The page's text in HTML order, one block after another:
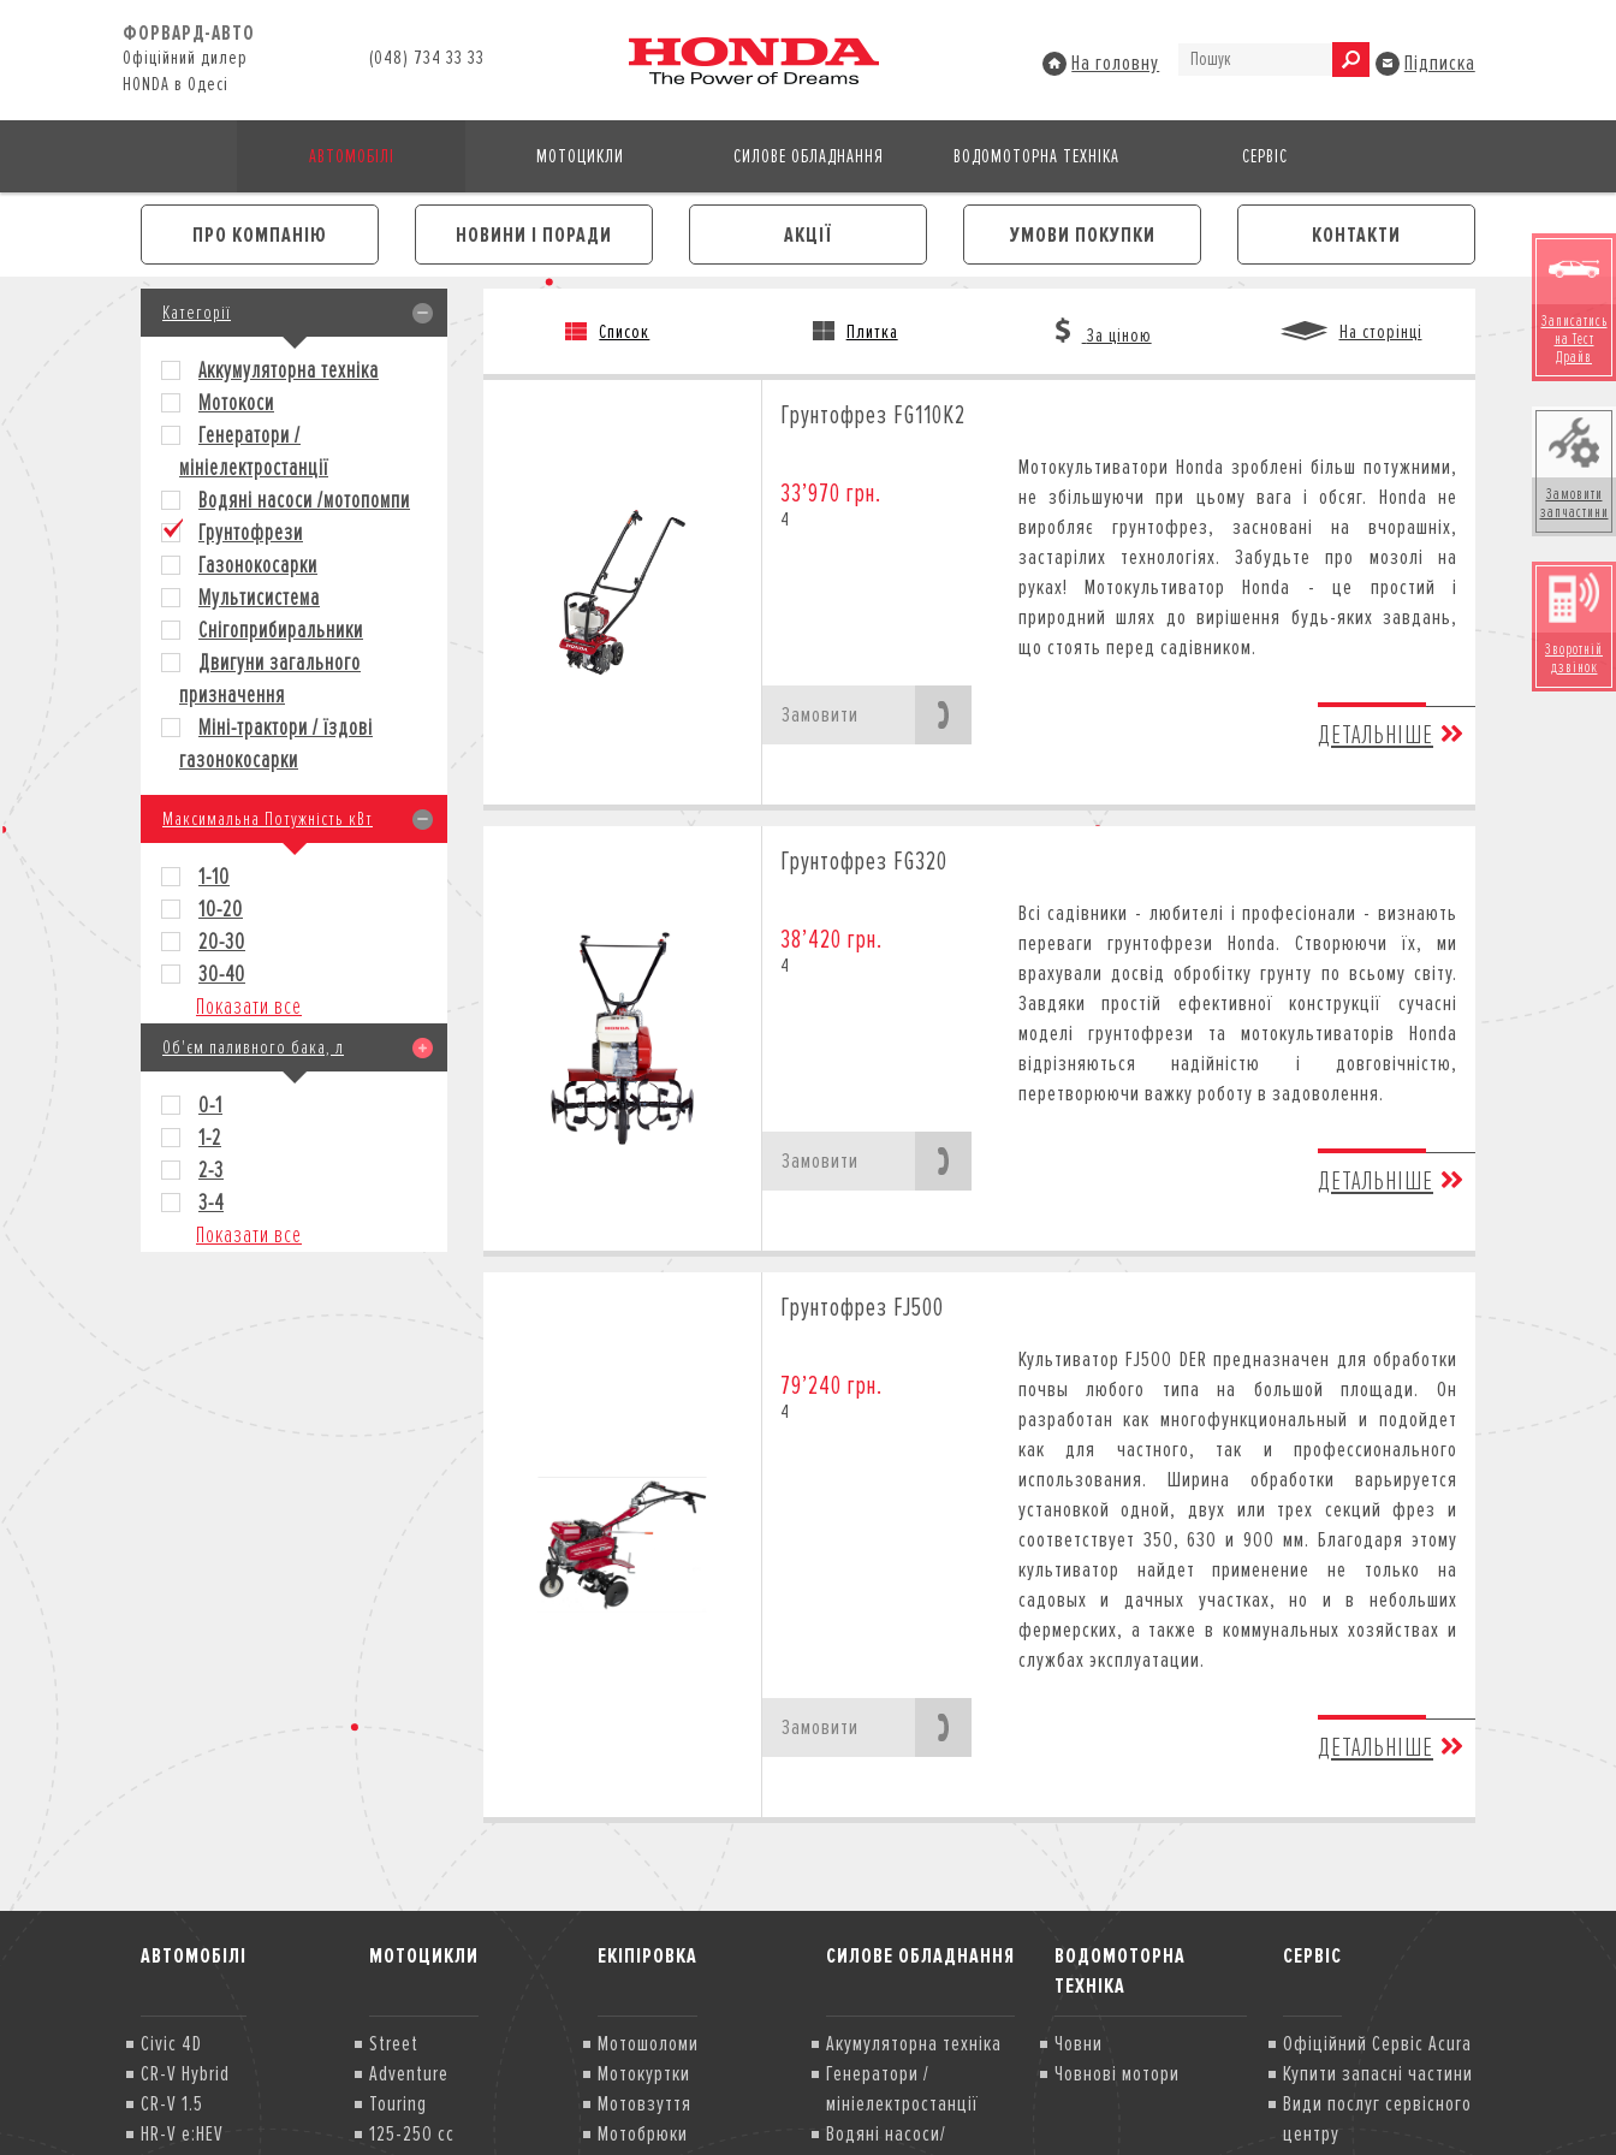
ФОРВАРД-АВТО
Офіційний дилер
HONDA в Одесі
(048) 734 33 33 На головну Підписка
АВТОМОБІЛІ МОТОЦИКЛИ СИЛОВЕ ОБЛАДНАННЯ ВОДОМОТОРНА ТЕХНІКА СЕРВІС
ПРО КОМПАНІЮ НОВИНИ І ПОРАДИ АКЦІЇ УМОВИ ПОКУПКИ
КРЕДИТ
СТРАХУВАННЯ
КОРПОРАТИВНИМ КЛІЄНТАМ
КОНТАКТИ
Записатись
на Тест
Драйв
Замовити
запчастини
Зворотній
дзвінок
Категорії
Аккумуляторна техніка
Мотокоси
Генератори /
мініелектростанції
Водяні насоси /мотопомпи
Грунтофрези
Газонокосарки
Мультисистема
Снігоприбиральники
Двигуни загального
призначення
Міні-трактори / їздові
газонокосарки
Максимальна Потужність кВт
1-10
10-20
20-30
30-40
Показати все
Об'єм паливного бака, л
0-1
1-2
2-3
3-4
Показати все
Список Плитка За ціною На сторінці
Грунтофрез FG110K2
33’970 грн.
4
Мотокультиватори Honda зроблені більш потужними,
не збільшуючи при цьому вага і обсяг. Honda не
виробляє грунтофрез, засновані на вчорашніх,
застарілих технологіях.Забудьте про мозолі на
руках! Мотокультиватор Honda - це простий і
природний шлях до вирішення будь-яких завдань,
що стоять перед садівником.
Замовити
ДЕТАЛЬНІШЕ
Грунтофрез FG320
38’420 грн.
4
Всі садівники - любителі і професіонали - визнають
переваги грунтофрези Honda. Створюючи їх, ми
врахували досвід обробітку грунту по всьому світу.
Завдяки простій ефективної конструкції сучасні
моделі грунтофрези та мотокультиваторів Honda
відрізняються надійністю і довговічністю,
перетворюючи важку роботу в задоволення.
Замовити
ДЕТАЛЬНІШЕ
Грунтофрез FJ500
79’240 грн.
4
Культиватор FJ500 DER предназначен для обработки
почвы любого типа на большой площади. Он
разработан как многофункциональный и подойдет
как для частного, так и профессионального
использования. Ширина обработки варьируется
установкой одной, двух или трех секций фрез и
соответствует 350, 630 и 900 мм. Благодаря этому
культиватор найдет применение не только на
садовых и дачных участках, но и в небольших
фермерских, а также в коммунальных хозяйствах и
службах эксплуатации.
Замовити
ДЕТАЛЬНІШЕ
АВТОМОБІЛІ
Civic 4D
CR-V Hybrid
CR-V 1.5
HR-V e:HEV
МОТОЦИКЛИ
Street
Adventure
Touring
125-250 cc
ЕКІПІРОВКА
Мотошоломи
Мотокуртки
Мотовзуття
Мотобрюки
СИЛОВЕ ОБЛАДНАННЯ
Акумуляторна техніка
Генератори /
мініелектростанції
Водяні насоси/
ВОДОМОТОРНА
ТЕХНІКА
Човни
Човнові мотори
СЕРВІС
Офіційний Сервіс Acura
Купити запасні частини
Види послуг сервісного
центру